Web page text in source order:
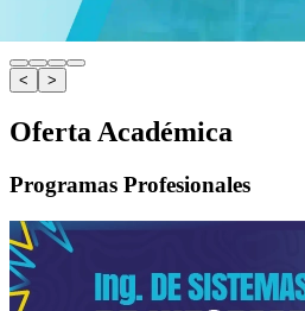
< >
Oferta Académica
Programas Profesionales